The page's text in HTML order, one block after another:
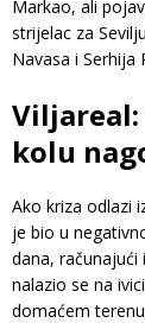
Markao, ali
strijelac za
Navasa i Serhija
kolu
Ako kriza odlazi
je bio u
dana,
nalazio se na
domaćem